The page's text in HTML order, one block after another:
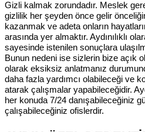
Gizli kalmak zorundadır. Meslek
gizlilik her şeyden önce gelir
kazanmak ve adeta onların
arasında yer almaktır. Aydınılıklı
sayesinde istenilen sonuçlara
Bunun nedeni ise sizlerin bize açık
olarak eksiksiz anlatmanız
daha fazla yardımcı olabileceği ve
atarak çalışmalar yapabileceğidir.
her konuda 7/24 danışabileceğiniz
çalışabileceğiniz ofislerdir.